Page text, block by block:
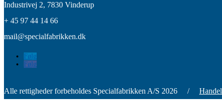
Industrivej 2, 7830 Vinderup
+ 45 97 44 14 66
mail@specialfabrikken.dk
Følg
Følg
Alle rettigheder forbeholdes Specialfabrikken A/S 2026 /